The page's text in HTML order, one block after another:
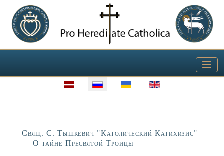
Выберите язык
Заголовок
Свящ. С. Тышкевич "Католический Катихизис"
— О тайне Пресвятой Троицы